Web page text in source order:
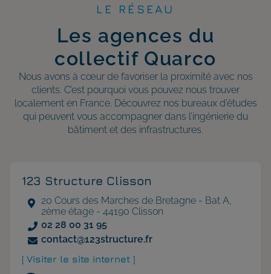
LE RÉSEAU
Les agences du
collectif Quarco
Nous avons à cœur de favoriser la proximité avec nos
clients. C’est pourquoi vous pouvez nous trouver
localement en France. Découvrez nos bureaux d’études
qui peuvent vous accompagner dans l’ingénierie du
bâtiment et des infrastructures.
123 Structure Clisson
20 Cours des Marches de Bretagne - Bat A,
2ème étage - 44190 Clisson
02 28 00 31 95
contact@123structure.fr
[ Visiter le site internet ]